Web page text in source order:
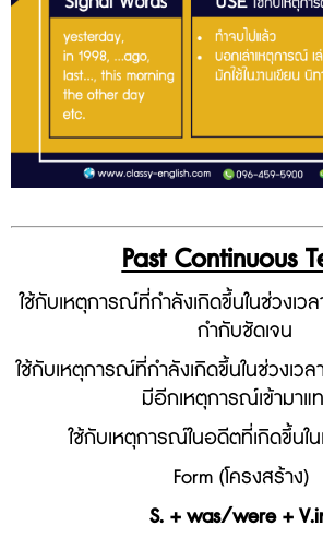
Past Continuous
ใช้กับเหตุการณ์ที่กำลังเกิดขึ้นในช่วงเว
กำกับชัดเจน
ใช้กับเหตุการณ์ที่กำลังเกิดขึ้นในช่วงเว
มีอีกเหตุการณ์เข้ามาแ
ใช้กับเหตุการณ์ในอดีตที่เกิดขึ้นใ
Form (โครงสร้าง)
S. + was/were +